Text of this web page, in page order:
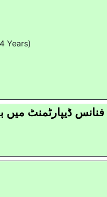
Years)
فنانس ڈیپارٹمنٹ میں